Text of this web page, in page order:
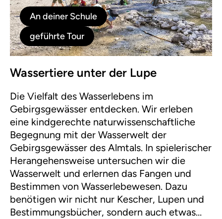
An deiner Schule
geführte Tour
Wassertiere unter der Lupe
Die Vielfalt des Wasserlebens im
Gebirgsgewässer entdecken. Wir erleben
eine kindgerechte naturwissenschaftliche
Begegnung mit der Wasserwelt der
Gebirgsgewässer des Almtals. In spielerischer
Herangehensweise untersuchen wir die
Wasserwelt und erlernen das Fangen und
Bestimmen von Wasserlebewesen. Dazu
benötigen wir nicht nur Kescher, Lupen und
Bestimmungsbücher, sondern auch etwas